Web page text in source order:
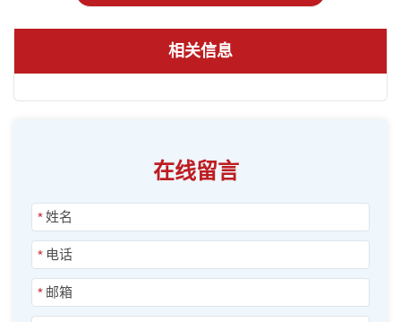
相关信息
在线留言
*
*
*